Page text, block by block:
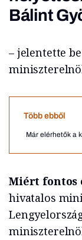
Bálint
– jelentette
Több ebből
Már elérhetők a
Miért fontos
hivatalos